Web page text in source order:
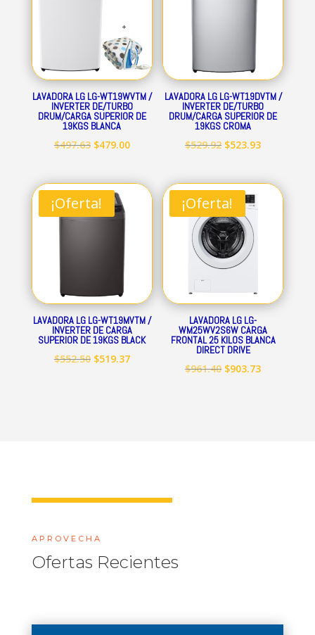
LAVADORA LG LG-WT19WVTM /
INVERTER DE/TURBO
DRUM/CARGA SUPERIOR DE
19KGS BLANCA
$497.63 El
original
era:
$497.63.
$479.00El
actual
LAVADORA LG LG-WT19DVTM /
INVERTER DE/TURBO
DRUM/CARGA SUPERIOR DE
19KGS CROMA
$529.92 El
original
era:
$529.92.
$523.93El
actual
¡Oferta!
LAVADORA LG LG-WT19MVTM /
INVERTER DE CARGA
SUPERIOR DE 19KGS BLACK
$552.50 El
$519.37El
¡Oferta!
LAVADORA LG LG-
WM25WV2S6W CARGA
FRONTAL 25 KILOS BLANCA
DIRECT DRIVE
$961.40 El
$903.73El
APROVECHA
Ofertas Recientes